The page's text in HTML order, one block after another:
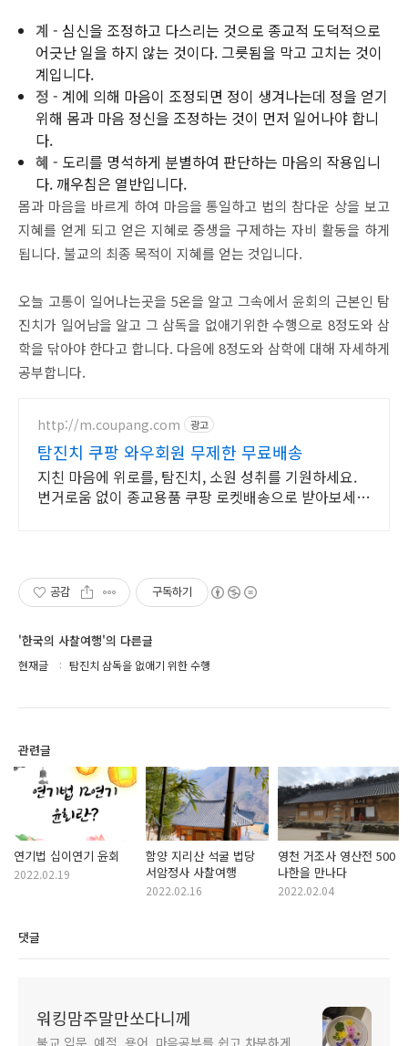
계 - 심신을 조정하고 다스리는 것으로 종교적 도덕적으로
어긋난 일을 하지 않는 것이다. 그릇됨을 막고 고치는 것이
계입니다.
정 - 계에 의해 마음이 조정되면 정이 생겨나는데 정을 얻기
위해 몸과 마음 정신을 조정하는 것이 먼저 일어나야 합니
다.
혜 - 도리를 명석하게 분별하여 판단하는 마음의 작용입니
다. 깨우침은 열반입니다.
몸과 마음을 바르게 하여 마음을 통일하고 법의 참다운 상을 보고
지혜를 얻게 되고 얻은 지혜로 중생을 구제하는 자비 활동을 하게
됩니다. 불교의 최종 목적이 지혜를 얻는 것입니다.
오늘 고통이 일어나는곳을 5온을 알고 그속에서 윤회의 근본인 탐
진치가 일어남을 알고 그 삼독을 없애기위한 수행으로 8정도와 삼
학을 닦아야 한다고 합니다. 다음에 8정도와 삼학에 대해 자세하게
공부합니다.
http://m.coupang.com 광고
탐진치 쿠팡 와우회원 무제한 무료배송
지친 마음에 위로를, 탐진치, 소원 성취를 기원하세요.
번거로움 없이 종교용품 쿠팡 로켓배송으로 받아보세
공감 구독하기
'한국의 사찰여행'의 다른글
현재글 탐진치 삼독을 없애기 위한 수행
관련글
연기법 십이연기 윤회
2022.02.19
함양 지리산 석굴 법당
서암정사 사찰여행
2022.02.16
영천 거조사 영산전 500
나한을 만나다
2022.02.04
댓글
워킹맘주말만쏘다니께
불교 입문, 예절, 용어, 마음공부를 쉽고 차분하게